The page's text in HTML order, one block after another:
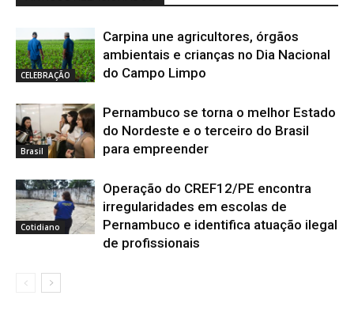
CELEBRAÇÃO
Carpina une agricultores, órgãos
ambientais e crianças no Dia Nacional
do Campo Limpo
Brasil
Pernambuco se torna o melhor Estado
do Nordeste e o terceiro do Brasil
para empreender
Cotidiano
Operação do CREF12/PE encontra
irregularidades em escolas de
Pernambuco e identifica atuação ilegal
de profissionais